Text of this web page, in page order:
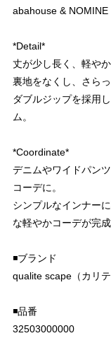
abahouse &
*Detail*
丈が少し長く、軽や
裏地をなくし、さら
ダブルジップを採用
ム。
*Coordinate*
デニムやワイドパン
コーデに。
シンプルなインナー
な軽やかコーデが完成
◾️ブランド
qualite scape（カリテ
◾️品番
32503000000